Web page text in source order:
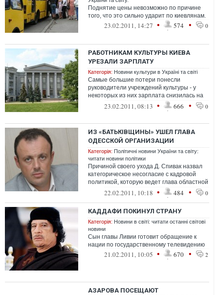
Поднятие цены невозможно по причине
того, что это сильно ударит по киевлянам.
23.02.2011, 14:27 • 574 • 0
РАБОТНИКАМ КУЛЬТУРЫ КИЕВА
УРЕЗАЛИ ЗАРПЛАТУ
Категорія: Новини культури в Україні та світі
Самые большие потери понесли
руководители учреждений культуры - у
некоторых из них зарплата снизилась на
1700 грн.23.02.2011, 08:13 • 666 • 0
ИЗ «БАТЬКIВЩИНЫ» УШЕЛ ГЛАВА
ОДЕССКОЙ ОРГАНИЗАЦИИ
Категорія: Політичні новини України та світу:
читати новини політики
Причиной своего ухода Д. Спивак назвал
категорическое несогласие с кадровой
политикой, которую ведет глава областной
организации Олег Радковский.
22.02.2011, 10:18 • 484 • 0
КАДДАФИ ПОКИНУЛ СТРАНУ
Категорія: Новини в світі: читати останні світові
новини
Сын главы Ливии готовит обращение к
нации по государственному телевидению
21.02.2011, 10:05 • 670 • 2
АЗАРОВА ПОСЕЩАЮТ